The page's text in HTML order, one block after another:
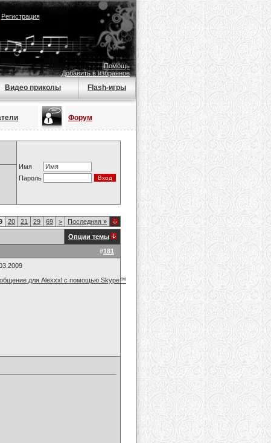
Регистрация
Помощь
Добавить в избранное
Видео приколы Flash-игры
Форум
Имя
Пароль
20 21 29 69 > Последняя »
Опции темы
#181